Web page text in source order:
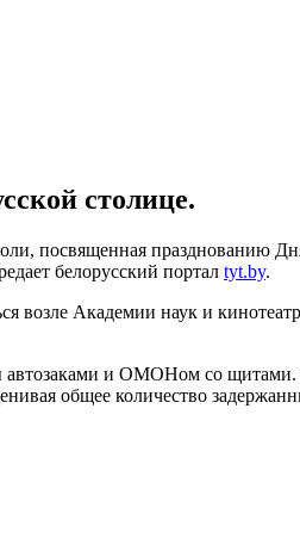
столице.
посвященная празднованию
белорусский портал tyt.by.
возле Академии наук и
и ОМОНом со
общее количество